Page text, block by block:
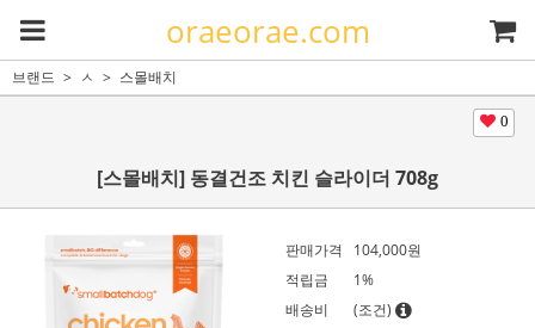
oraeorae.com
브랜드 ㅅ 스몰배치
0
[스몰배치] 동결건조 치킨 슬라이더 708g
판매가격 104,000원
적립금
1%
배송비
(조건)